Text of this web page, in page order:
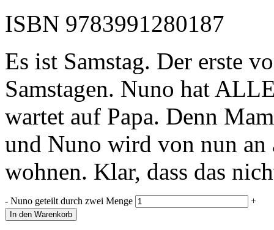
ISBN 9783991280187
Es ist Samstag. Der erste
Samstagen. Nuno hat
wartet auf Papa. Denn
und Nuno wird von nun an
wohnen. Klar, dass das
- Nuno geteilt durch zwei Menge +
In den Warenkorb